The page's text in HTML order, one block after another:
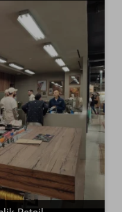
suivant